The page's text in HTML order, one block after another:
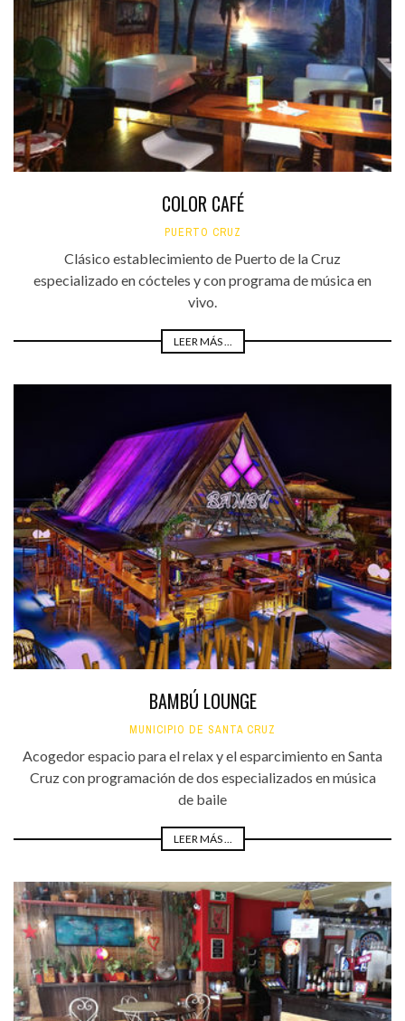
COLOR CAFÉ
PUERTO CRUZ
Clásico establecimiento de Puerto de la Cruz
especializado en cócteles y con programa de música en
vivo.
LEER MÁS ...
BAMBÚ LOUNGE
MUNICIPIO DE SANTA CRUZ
Acogedor espacio para el relax y el esparcimiento en Santa
Cruz con programación de dos especializados en música
de baile
LEER MÁS ...